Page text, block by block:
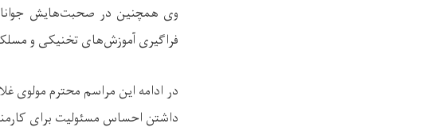
وی همچنین در صحبت‌هایش جوانان
فراگیری آموزش‌های تخنیکی و
در ادامه این مراسم محترم
داشتن احساس مسئولیت برای